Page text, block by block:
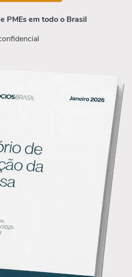
PMEs em todo o Brasil